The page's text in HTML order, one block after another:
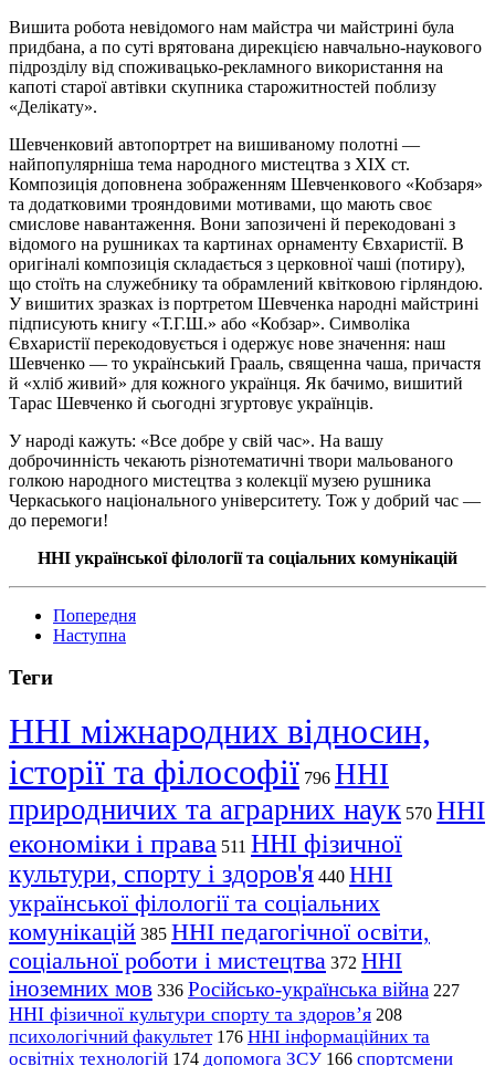
Вишита робота невідомого нам майстра чи майстрині була
придбана, а по суті врятована дирекцією навчально-наукового
підрозділу від споживацько-рекламного використання на
капоті старої автівки скупника старожитностей поблизу
«Делікату».
Шевченковий автопортрет на вишиваному полотні —
найпопулярніша тема народного мистецтва з ХІХ ст.
Композиція доповнена зображенням Шевченкового «Кобзаря»
та додатковими трояндовими мотивами, що мають своє
смислове навантаження. Вони запозичені й перекодовані з
відомого на рушниках та картинах орнаменту Євхаристії. В
оригіналі композиція складається з церковної чаші (потиру),
що стоїть на служебнику та обрамлений квітковою гірляндою.
У вишитих зразках із портретом Шевченка народні майстрині
підписують книгу «Т.Г.Ш.» або «Кобзар». Символіка
Євхаристії перекодовується і одержує нове значення: наш
Шевченко — то український Грааль, священна чаша, причастя
й «хліб живий» для кожного українця. Як бачимо, вишитий
Тарас Шевченко й сьогодні згуртовує українців.
У народі кажуть: «Все добре у свій час». На вашу
доброчинність чекають різнотематичні твори мальованого
голкою народного мистецтва з колекції музею рушника
Черкаського національного університету. Тож у добрий час —
до перемоги!
ННІ української філології та соціальних комунікацій
Попередня
Наступна
Теги
ННІ міжнародних відносин,
історії та філософії 796 ННІ
природничих та аграрних наук 570 ННІ
економіки і права 511 ННІ фізичної
культури, спорту і здоров'я 440 ННІ
української філології та соціальних
комунікацій 385 ННІ педагогічної освіти,
соціальної роботи і мистецтва 372 ННІ
іноземних мов 336 Російсько-українська війна 227
ННІ фізичної культури спорту та здоров’я 208
психологічний факультет 176 ННІ інформаційних та
освітніх технологій 174 допомога ЗСУ 166 спортсмени